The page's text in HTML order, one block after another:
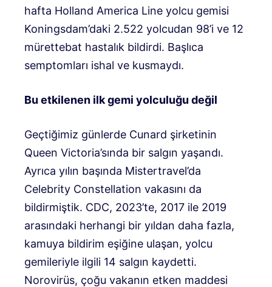
hafta Holland America Line yolcu gemisi
Koningsdam’daki 2.522 yolcudan 98’i ve 12
mürettebat hastalık bildirdi. Başlıca
semptomları ishal ve kusmaydı.
Bu etkilenen ilk gemi yolculuğu değil
Geçtiğimiz günlerde Cunard şirketinin
Queen Victoria’sında bir salgın yaşandı.
Ayrıca yılın başında Mistertravel’da
Celebrity Constellation vakasını da
bildirmiştik. CDC, 2023’te, 2017 ile 2019
arasındaki herhangi bir yıldan daha fazla,
kamuya bildirim eşiğine ulaşan, yolcu
gemileriyle ilgili 14 salgın kaydetti.
Norovirüs, çoğu vakanın etken maddesi